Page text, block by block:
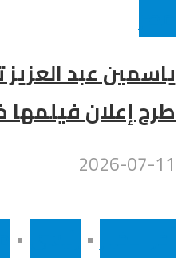
ياسمين عبد العزيز
طرح إعلان
2026-07-11
•
•